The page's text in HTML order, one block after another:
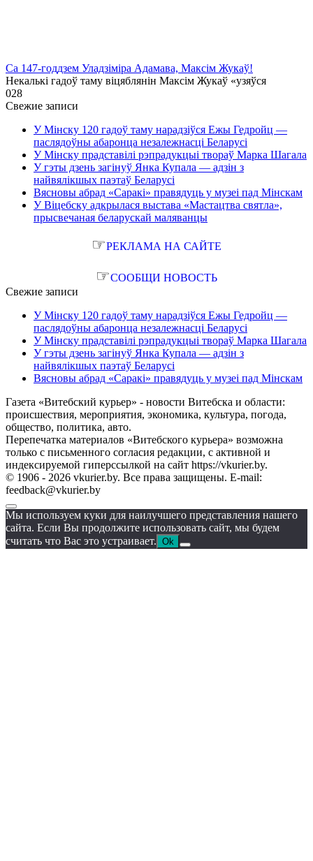
Са 147-годдзем Уладзіміра Адамава, Максім Жукаў!
Некалькі гадоў таму віцяблянін Максім Жукаў «узяўся
028
Свежие записи
У Мінску 120 гадоў таму нарадзіўся Ежы Гедройц —
паслядоўны абаронца незалежнасці Беларусі
У Мінску прадставілі рэпрадукцыі твораў Марка Шагала
У гэты дзень загінуў Янка Купала — адзін з
найвялікшых паэтаў Беларусі
Вясновы абрад «Саракі» правядуць у музеі пад Мінскам
У Віцебску адкрылася выстава «Мастацтва святла»,
прысвечаная беларускай маляванцы
☞РЕКЛАМА НА САЙТЕ
☞СООБЩИ НОВОСТЬ
Свежие записи
У Мінску 120 гадоў таму нарадзіўся Ежы Гедройц —
паслядоўны абаронца незалежнасці Беларусі
У Мінску прадставілі рэпрадукцыі твораў Марка Шагала
У гэты дзень загінуў Янка Купала — адзін з
найвялікшых паэтаў Беларусі
Вясновы абрад «Саракі» правядуць у музеі пад Мінскам
Газета «Витебский курьер» - новости Витебска и области:
происшествия, мероприятия, экономика, культура, погода,
общество, политика, авто.
Перепечатка материалов «Витебского курьера» возможна
только с письменного согласия редакции, с активной и
индексируемой гиперссылкой на сайт https://vkurier.by.
© 1906 - 2026 vkurier.by. Все права защищены. E-mail:
feedback@vkurier.by
Мы используем куки для наилучшего представления нашего
сайта. Если Вы продолжите использовать сайт, мы будем
считать что Вас это устраивает. Ok